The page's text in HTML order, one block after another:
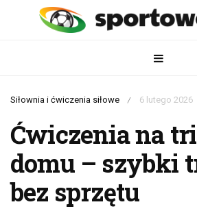
Siłownia i ćwiczenia siłowe / 6 lutego 2026
Ćwiczenia na
domu – szybki
bez sprzętu